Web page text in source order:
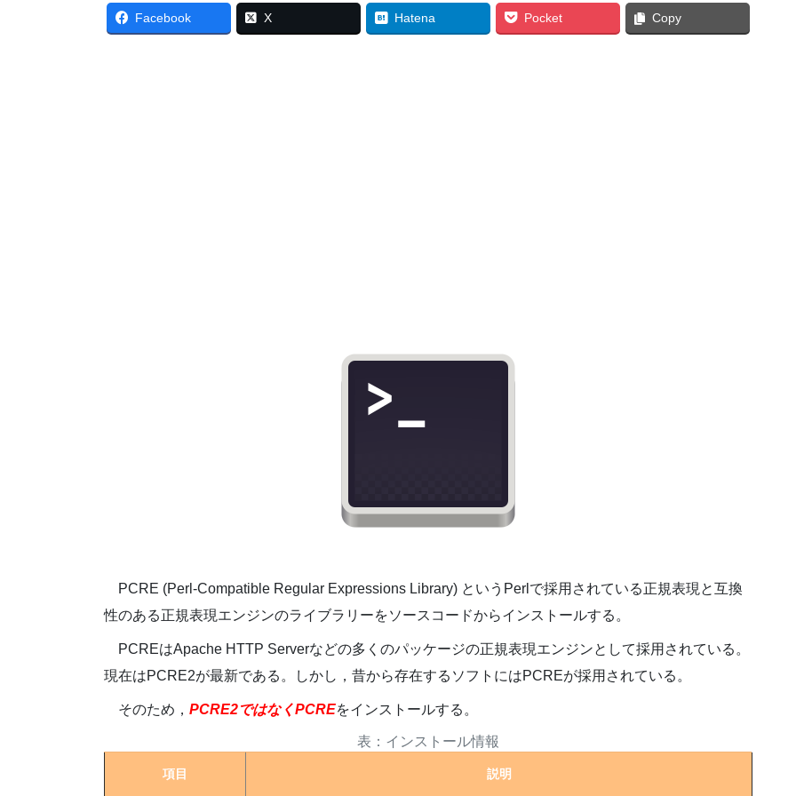
Facebook X Hatena Pocket Copy
PCRE (Perl-Compatible Regular Expressions Library) というPerlで採用されている正規表現と互換
性のある正規表現エンジンのライブラリーをソースコードからインストールする。
PCREはApache HTTP Serverなどの多くのパッケージの正規表現エンジンとして採用されている。
現在はPCRE2が最新である。しかし，昔から存在するソフトにはPCREが採用されている。
そのため， PCRE2ではなくPCREをインストールする。
インストール情報
項目 説明